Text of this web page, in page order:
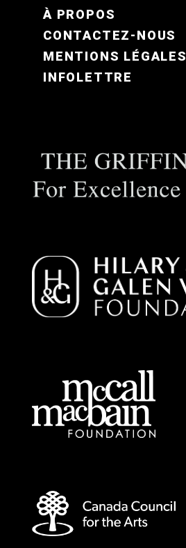
FOOTER MENU FR
À PROPOS
CONTACTEZ-NOUS
MENTIONS LÉGALES
INFOLETTRE